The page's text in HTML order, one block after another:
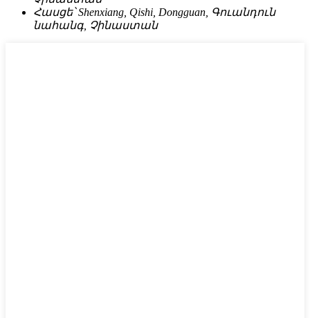
Հասցե՝ Shenxiang, Qishi, Dongguan, Գուանդուն
նահանգ, Չինաստան